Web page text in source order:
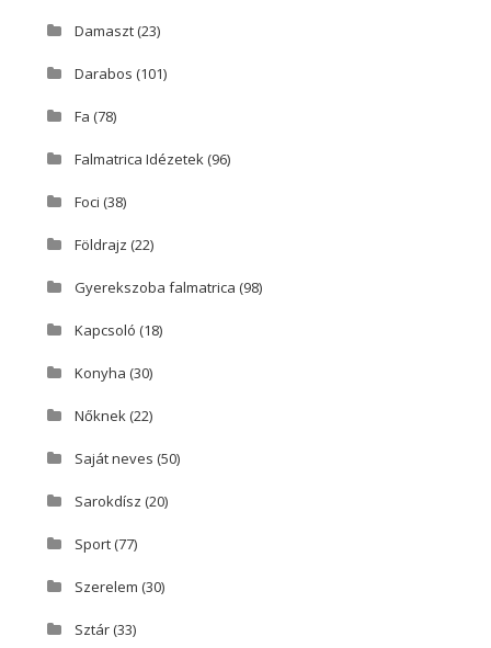
Damaszt(23)
Darabos (101)
Fa (78)
Falmatrica Idézetek(96)
Foci (38)
Földrajz (22)
Gyerekszoba falmatrica (98)
Kapcsoló (18)
Konyha (30)
Nőknek(22)
Saját neves (50)
Sarokdísz (20)
Sport(77)
Szerelem (30)
Sztár(33)